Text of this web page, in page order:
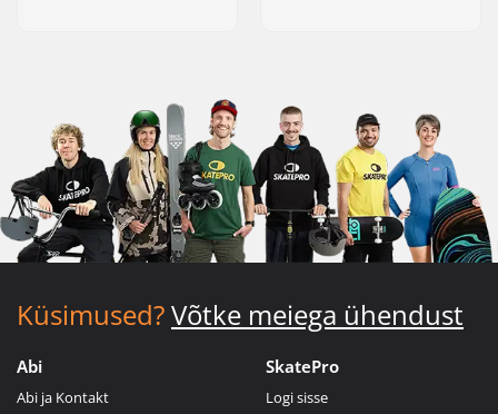
Küsimused?Võtke meiega ühendust
Abi
Abi ja Kontakt
SkatePro
Logi sisse